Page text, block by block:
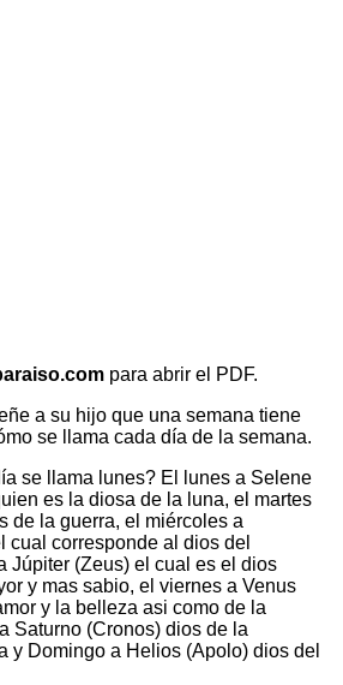
para abrir el PDF.
a su hijo que una semana tiene
se llama cada día de la semana.
se llama lunes? El lunes a Selene
es la diosa de la luna, el martes
de la guerra, el miércoles a
cual corresponde al dios del
Júpiter (Zeus) el cual es el dios
y mas sabio, el viernes a Venus
y la belleza asi como de la
Saturno (Cronos) dios de la
y Domingo a Helios (Apolo) dios del